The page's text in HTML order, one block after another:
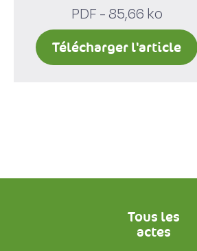
PDF - 85,66 ko
Télécharger l'article
Tous les
actes